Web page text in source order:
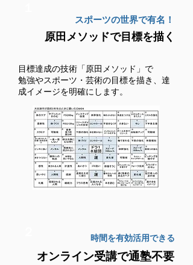
スポーツの世界で有名！
原田メソッドで目標を描く
目標達成の技術「原田メソッド」で
勉強やスポーツ・芸術の目標を描き、達
成イメージを明確にします。
時間を有効活用できる
オンライン受講で通塾不要